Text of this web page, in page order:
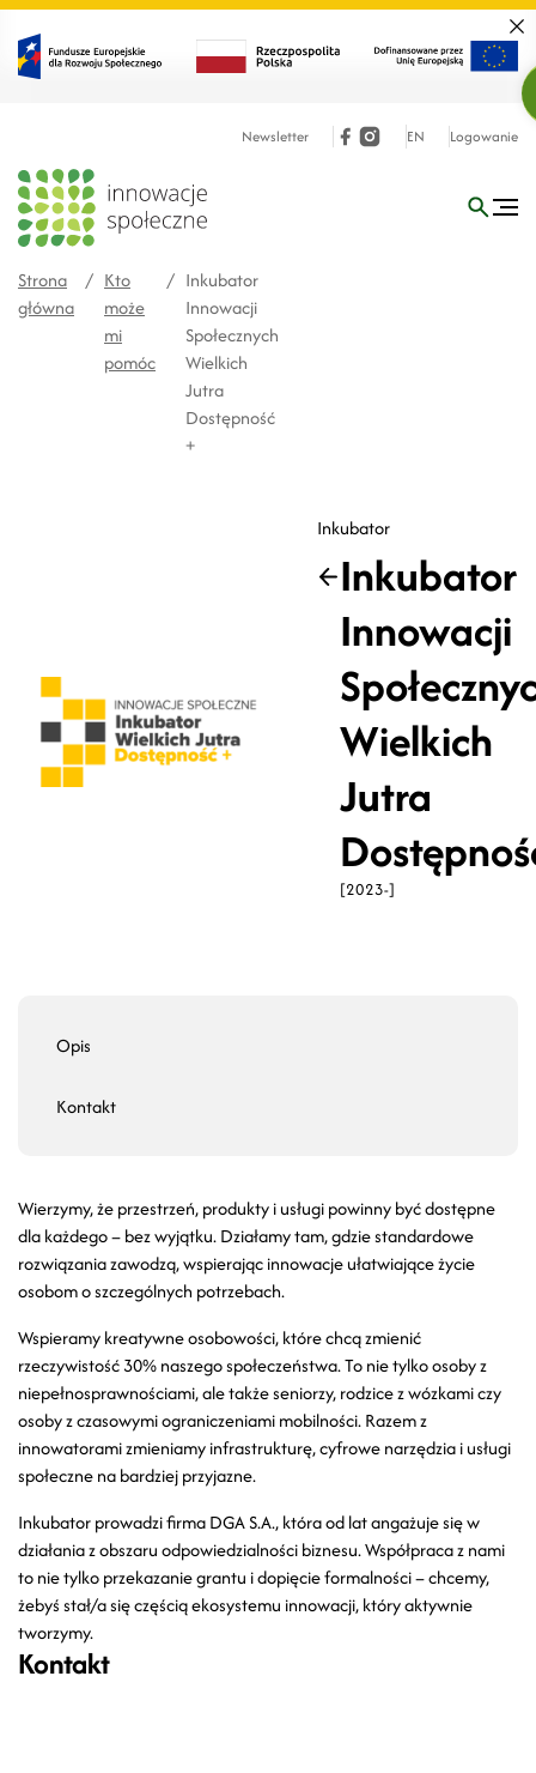
Newsletter EN Logowanie
Strona
główna
/ Kto
może
mi
pomóc
/ Inkubator
Innowacji
Społecznych
Wielkich
Jutra
Dostępność
+
Inkubator
Wstecz
Inkubator
Innowacji
Wielkich
Jutra
[2023-]
Opis
Kontakt
Wierzymy, że przestrzeń, produkty i usługi powinny być dostępne
dla każdego – bez wyjątku. Działamy tam, gdzie standardowe
rozwiązania zawodzą, wspierając innowacje ułatwiające życie
osobom o szczególnych potrzebach.
Wspieramy kreatywne osobowości, które chcą zmienić
rzeczywistość 30% naszego społeczeństwa. To nie tylko osoby z
niepełnosprawnościami, ale także seniorzy, rodzice z wózkami czy
osoby z czasowymi ograniczeniami mobilności. Razem z
innowatorami zmieniamy infrastrukturę, cyfrowe narzędzia i usługi
społeczne na bardziej przyjazne.
Inkubator prowadzi firma DGA S.A., która od lat angażuje się w
działania z obszaru odpowiedzialności biznesu. Współpraca z nami
to nie tylko przekazanie grantu i dopięcie formalności – chcemy,
żebyś stał/a się częścią ekosystemu innowacji, który aktywnie
tworzymy.
Kontakt